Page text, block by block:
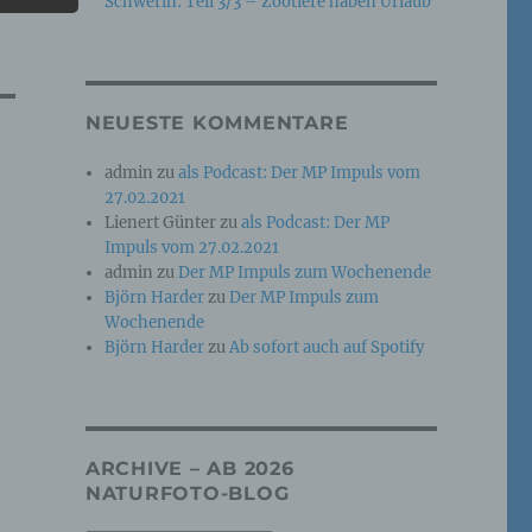
NEUESTE KOMMENTARE
admin zuals Podcast: Der MP Impuls vom
27.02.2021
Lienert Günterzuals Podcast: Der MP
Impuls vom 27.02.2021
admin zuDer MP Impuls zum Wochenende
Björn HarderzuDer MP Impuls zum
Wochenende
Björn HarderzuAb sofort auch auf Spotify
ARCHIVE – AB 2026
NATURFOTO-BLOG